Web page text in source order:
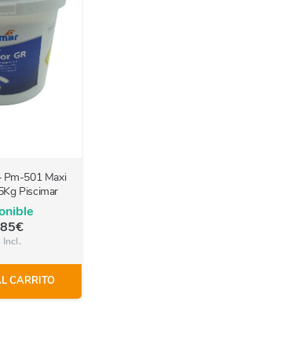
Pm-501 Maxi
Piscimar
€
Incl.
CARRITO